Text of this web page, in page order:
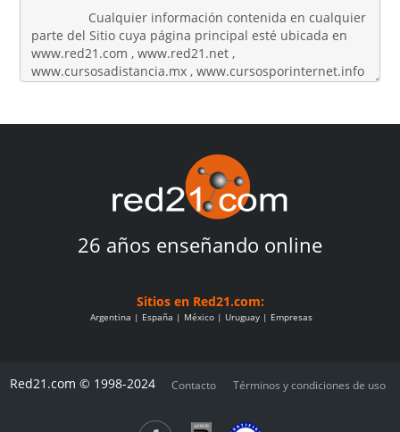
26 años enseñando online
Sitios en Red21.com:
Argentina España México Uruguay Empresas
Red21.com © 1998-2024 Contacto Términos y condiciones de uso